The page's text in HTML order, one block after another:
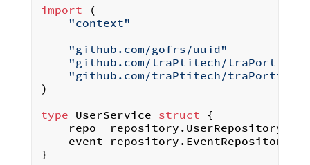
import (
"context"
"github.com/gofrs/uuid"
"github.com/traPtitech/
"github.com/traPtitech/
)
type UserService struct {
}